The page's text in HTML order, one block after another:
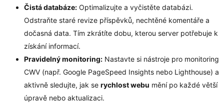
Čistá databáze: Optimalizujte a vyčistěte databázi.
Odstraňte staré revize příspěvků, nechtěné komentáře a
dočasná data. Tím zkrátíte dobu, kterou server potřebuje k
získání informací.
Pravidelný monitoring: Nastavte si nástroje pro monitoring
CWV (např. Google PageSpeed Insights nebo Lighthouse) a
aktivně sledujte, jak se rychlost webu mění po každé větší
úpravě nebo aktualizaci.